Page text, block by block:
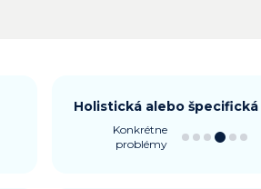
Holistická alebo špecifická
Konkrétne
problémy